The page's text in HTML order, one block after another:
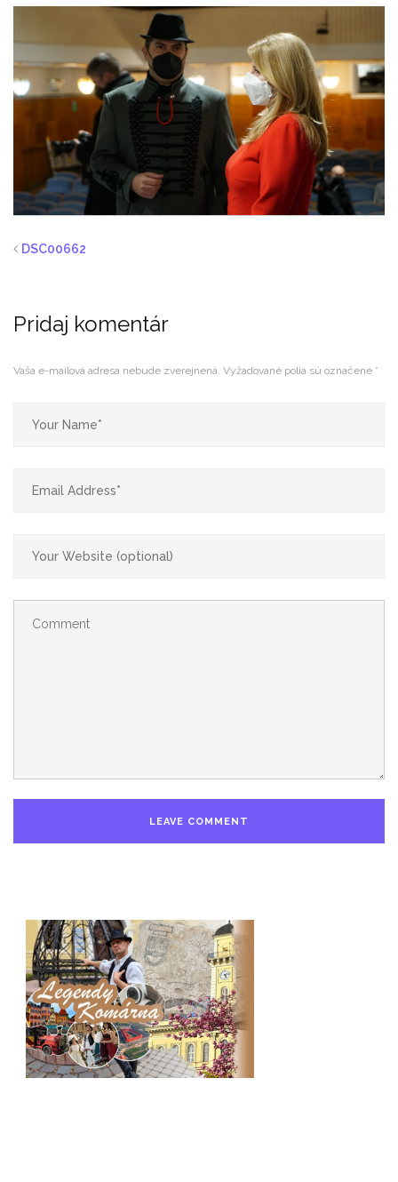
DSC00662
Pridaj komentár
Vaša e-mailová adresa nebude zverejnená. Vyžadované polia sú označené *